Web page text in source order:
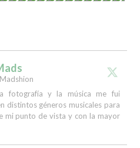
Madshion
fotografía y la música me fui
distintos géneros musicales para
mi punto de vista y con la mayor